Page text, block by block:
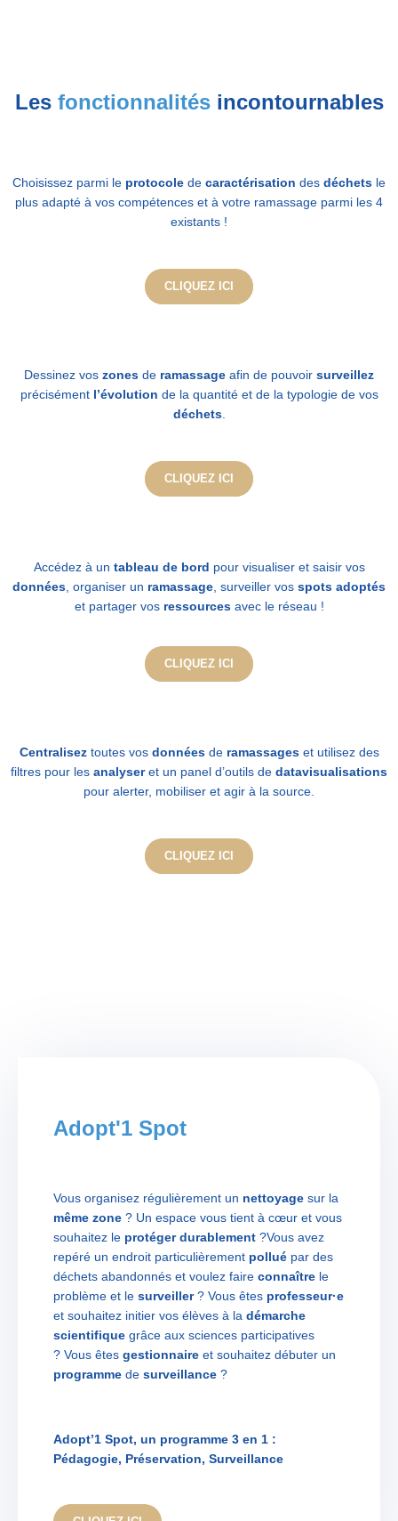
Les fonctionnalitésincontournables
Choisissez parmi le protocole de caractérisation des déchets le
plus adapté à vos compétences et à votre ramassage parmi les 4
existants !
CLIQUEZ ICI
Dessinez vos zones de ramassage afin de pouvoir surveillez
précisément l’évolution de la quantité et de la typologie de vos
déchets.
CLIQUEZ ICI
Accédez à un tableau de bord pour visualiser et saisir vos
données , organiser un ramassage , surveiller vos spots adoptés
et partager vos ressourcesavec le réseau !
CLIQUEZ ICI
Centraliseztoutes vos donnéesde ramassages et utilisez des
filtres pour les analyseret un panel d’outils de datavisualisations
pour alerter, mobiliser et agir à la source.
CLIQUEZ ICI
Adopt'1 Spot
Vous organisez régulièrement un nettoyage sur la
même zone ? Un espace vous tient à cœur et vous
souhaitez le protéger durablement ?Vous avez
repéré un endroit particulièrement pollué par des
déchets abandonnés et voulez faire connaître le
problème et le surveiller? Vous êtes professeur·e
et souhaitez initier vos élèves à la démarche
scientifique grâce aux sciences participatives
? Vous êtes gestionnaire et souhaitez débuter un
programme de surveillance ?
Adopt’1 Spot, un programme 3 en 1 :
Pédagogie, Préservation, Surveillance